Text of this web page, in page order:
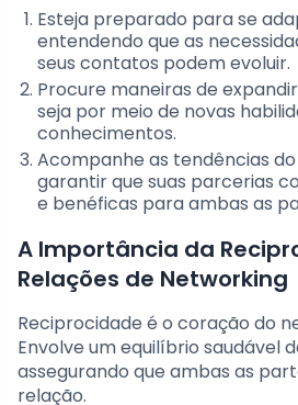
Esteja preparado para se
entendendo que as
seus contatos podem evoluir.
Procure maneiras de
seja por meio de novas
conhecimentos.
Acompanhe as tendências
garantir que suas parcerias
e benéficas para ambas as
A Importância da
Relações de Networking
Reciprocidade é o coração do
Envolve um equilíbrio saudável
assegurando que ambas as
relação.